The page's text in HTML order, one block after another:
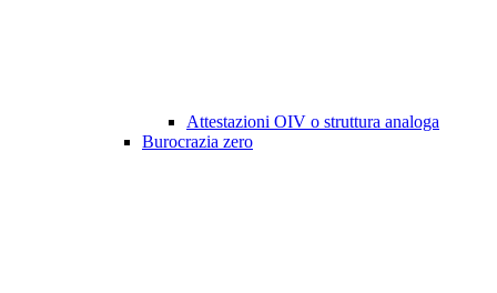
Attestazioni OIV o struttura analoga
Burocrazia zero